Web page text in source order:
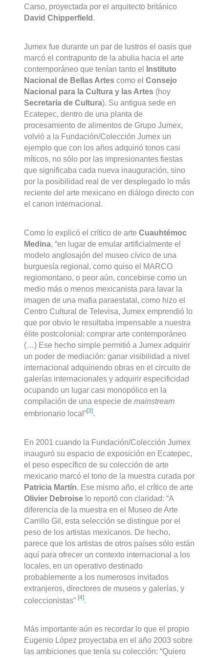
Carso, proyectada por el arquitecto británico
David Chipperfield .
Jumex fue durante un par de lustros el oasis que
marcó el contrapunto de la abulia hacia el arte
contemporáneo que tenían tanto el
Instituto
Nacional de Bellas Artes como elConsejo
Nacional para la Cultura y las Artes (hoy
Secretaría de Cultura). Su antigua sede en
Ecatepec, dentro de una planta de
procesamiento de alimentos de Grupo Jumex,
volvió a la Fundación/Colección Jumex un
ejemplo que con los años adquirió tonos casi
míticos, no sólo por las impresionantes fiestas
que significaba cada nueva inauguración, sino
por la posibilidad real de ver desplegado lo más
reciente del arte mexicano en diálogo directo con
el canon internacional.
Como lo explicó el crítico de arteCuauhtémoc
Medina, “en lugar de emular artificialmente el
modelo anglosajón del museo cívico de una
burguesía regional, como quiso el MARCO
regiomontano, o peor aún, concebirse como un
medio más o menos mexicanista para lavar la
imagen de una mafia paraestatal, como hizo el
Centro Cultural de Televisa, Jumex emprendió lo
que por obvio le resultaba impensable a nuestra
élite postcolonial: comprar arte contemporáneo
(…) Ese hecho simple permitió a Jumex adquirir
un poder de mediación: ganar visibilidad a nivel
internacional adquiriendo obras en el circuito de
galerías internacionales y adquirir especificidad
ocupando un lugar casi monopólico en la
compilación de una especie demainstream
embrionario local”[3].
En 2001 cuando la Fundación/Colección Jumex
inauguró su espacio de exposición en Ecatepec,
el peso específico de su colección de arte
mexicano marcó el tono de la muestra curada por
Patricia Martín. Ese mismo año, el crítico de arte
Olivier Debroise lo reportó con claridad: “A
diferencia de la muestra en el Museo de Arte
Carrillo Gil, esta selección se distingue por el
peso de los artistas mexicanos. De hecho,
parece que los artistas de otros países sólo están
aquí para ofrecer un contexto internacional a los
locales, en un operativo destinado
probablemente a los numerosos invitados
extranjeros, directores de museos y galerías, y
coleccionistas”[4]
Más importante aún es recordar lo que el propio
Eugenio López proyectaba en el año 2003 sobre
las ambiciones que tenía su colección: “Quiero